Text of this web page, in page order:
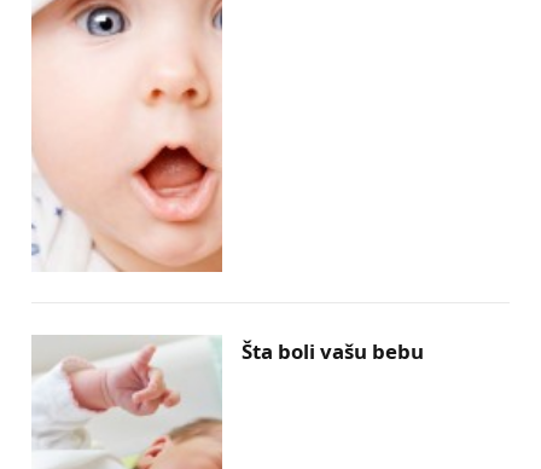
Šta boli vašu bebu